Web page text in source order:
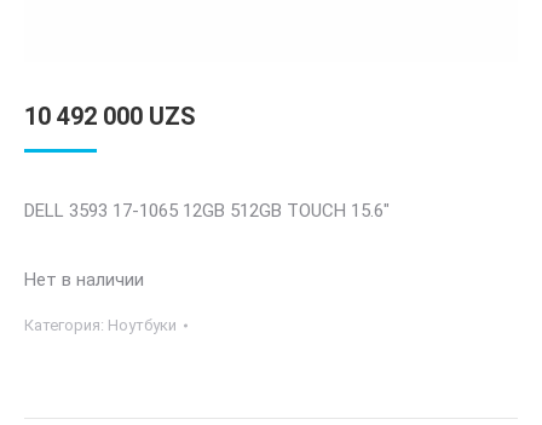
10 492 000 UZS
DELL 3593 17-1065 12GB 512GB TOUCH 15.6″
Нет в наличии
Категория: Ноутбуки